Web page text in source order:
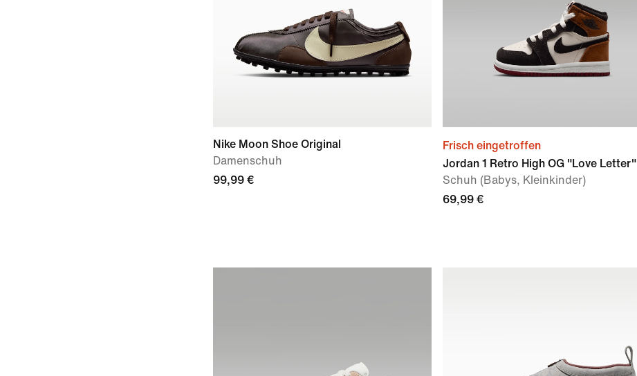
Nike Moon Shoe Original
Damenschuh
99,99 €
Frisch eingetroffen
Jordan 1 Retro High OG "Love Letter"
Schuh (Babys, Kleinkinder)
69,99 €